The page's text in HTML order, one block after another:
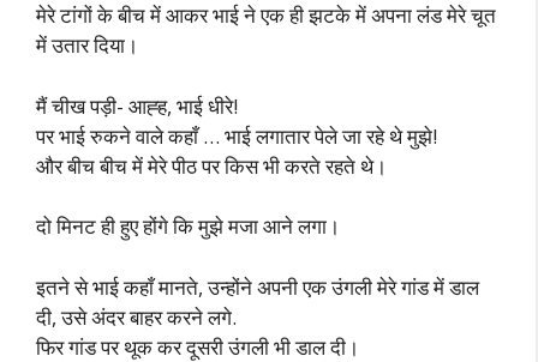
मेरे टांगों के बीच में आकर भाई ने एक ही झटके में अपना लंड मेरे चूत
में उतार दिया।
मैं चीख पड़ी- आह्ह, भाई धीरे!
पर भाई रुकने वाले कहाँ … भाई लगातार पेले जा रहे थे मुझे!
और बीच बीच में मेरे पीठ पर किस भी करते रहते थे।
दो मिनट ही हुए होंगे कि मुझे मजा आने लगा।
इतने से भाई कहाँ मानते, उन्होंने अपनी एक उंगली मेरे गांड में डाल
दी, उसे अंदर बाहर करने लगे.
फिर गांड पर थूक कर दूसरी उंगली भी डाल दी।